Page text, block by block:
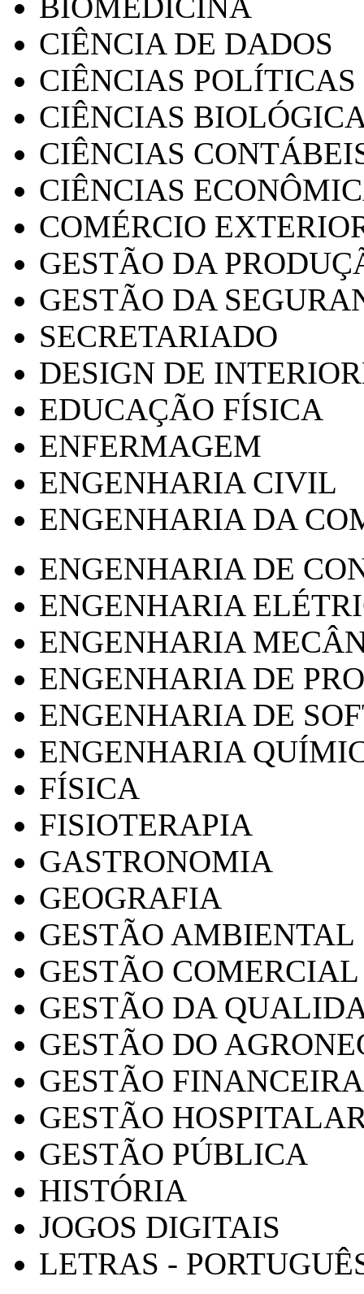
CIÊNCIA DE DADOS
CIÊNCIAS POLÍTICAS
CIÊNCIAS
CIÊNCIAS
CIÊNCIAS
COMÉRCIO
GESTÃO DA
GESTÃO DA
SECRETARIADO
DESIGN DE
EDUCAÇÃO FÍSICA
ENFERMAGEM
ENGENHARIA CIVIL
ENGENHARIA DA
ENGENHARIA DE
ENGENHARIA
ENGENHARIA
ENGENHARIA DE
ENGENHARIA DE
ENGENHARIA
FÍSICA
FISIOTERAPIA
GASTRONOMIA
GEOGRAFIA
GESTÃO AMBIENTAL
GESTÃO COMERCIAL
GESTÃO DA
GESTÃO DO
GESTÃO FINANCEIRA
GESTÃO
GESTÃO PÚBLICA
HISTÓRIA
JOGOS DIGITAIS
LETRAS -